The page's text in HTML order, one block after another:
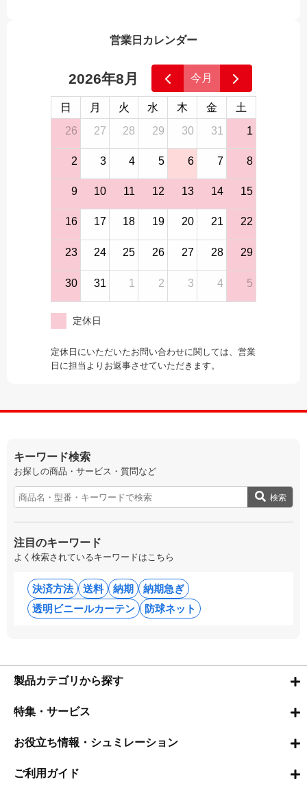
営業日カレンダー
2026年8月 今月
日 月 火 水 木 金
土
26
27 28 29 30 31 1
2 3 4 5 6 7 8
9 10 11 12 13 14 15
16 17 18 19 20 21 22
23 24 25 26 27 28 29
30 31 1 2 3 4 5
定休日
定休日にいただいたお問い合わせに関しては、営業
日に担当よりお返事させていただきます。
キーワード検索
お探しの商品・サービス・質問など
検索
注目のキーワード
よく検索されているキーワードはこちら
決済方法 送料 納期
納期急ぎ
透明ビニールカーテン
防球ネット
製品カテゴリから探す
特集・サービス
お役立ち情報・シュミレーション
ご利用ガイド